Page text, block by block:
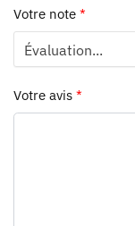
Votre note *
Votre avis *